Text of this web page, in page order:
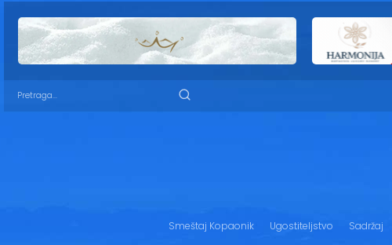
Smeštaj Kopaonik Ugostiteljstvo Sadržaj